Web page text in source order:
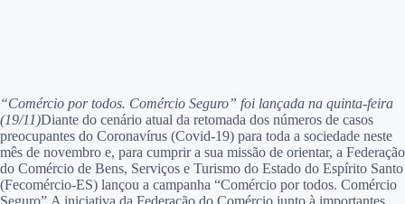
“Comércio por todos. Comércio Seguro” foi lançada na quinta-feira
(19/11)Diante do cenário atual da retomada dos números de casos
preocupantes do Coronavírus (Covid-19) para toda a sociedade neste
mês de novembro e, para cumprir a sua missão de orientar, a Federação
do Comércio de Bens, Serviços e Turismo do Estado do Espírito Santo
(Fecomércio-ES) lançou a campanha “Comércio por todos. Comércio